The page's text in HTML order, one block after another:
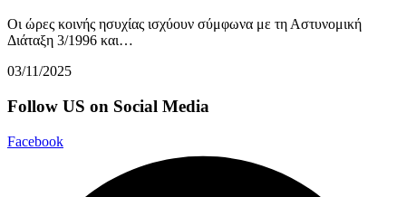
Οι ώρες κοινής ησυχίας ισχύουν σύμφωνα με τη Αστυνομική
Διάταξη 3/1996 και…
03/11/2025
Follow US on Social Media
Facebook